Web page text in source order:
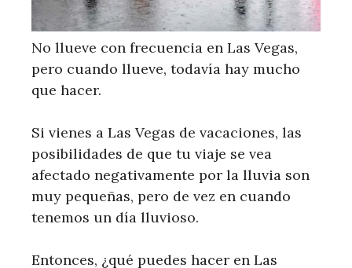
No llueve con frecuencia en Las Vegas,
pero cuando llueve, todavía hay mucho
que hacer.
Si vienes a Las Vegas de vacaciones, las
posibilidades de que tu viaje se vea
afectado negativamente por la lluvia son
muy pequeñas, pero de vez en cuando
tenemos un día lluvioso.
Entonces, ¿qué puedes hacer en Las